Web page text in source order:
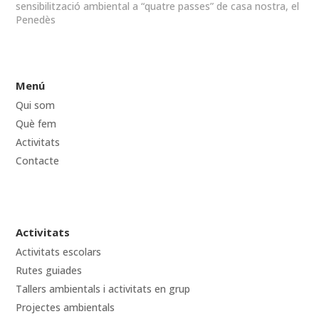
sensibilització ambiental a “quatre passes” de casa nostra, el
Penedès
Menú
Qui som
Què fem
Activitats
Contacte
Activitats
Activitats escolars
Rutes guiades
Tallers ambientals i activitats en grup
Projectes ambientals